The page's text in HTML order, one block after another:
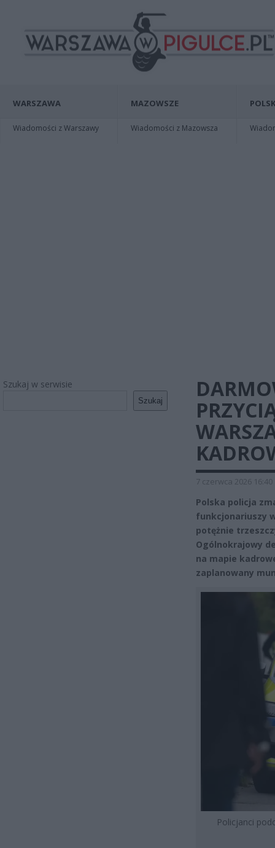
WARSZAWA
Wiadomości z Warszawy
MAZOWSZE
Wiadomości z Mazowsza
Szukaj w serwisie
Szukaj
7 czerwca 2026 16:40
Polska policja
funkcjonariuszy
potężnie
Ogólnokrajowy
na mapie
zaplanowany
Policjanci